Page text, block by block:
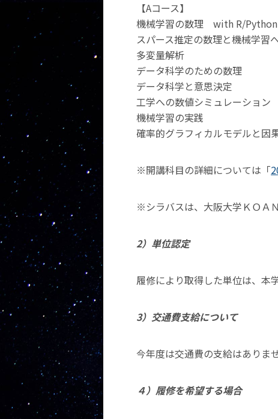
【Aコース】
機械学習の数理 with R/Python
スパース推定の数理と機械学
多変量解析
データ科学のための数理
データ科学と意思決定
工学への数値シミュレーション
機械学習の実践
確率的グラフィカルモデルと因
※開講科目の詳細については「
※シラバスは、大阪大学ＫＯＡ
2）単位認定
履修により取得した単位は、本
3）交通費支給について
今年度は交通費の支給はありませ
４）履修を希望する場合